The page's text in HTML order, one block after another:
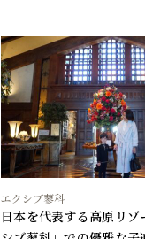
エクシブ蓼科
日本を代表する高原リゾ